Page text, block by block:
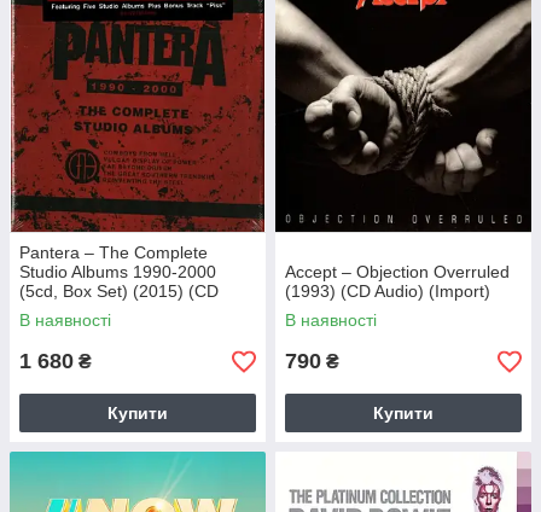
Pantera – The Complete
Studio Albums 1990-2000
(5cd, Box Set) (2015) (CD
Audio) (Import)
В наявності
1 680 ₴
Купити
Accept – Objection Overruled
(1993) (CD Audio) (Import)
В наявності
790 ₴
Купити